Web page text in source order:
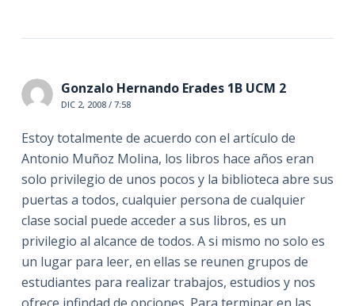
Gonzalo Hernando Erades 1B UCM 2
DIC 2, 2008 / 7:58
Estoy totalmente de acuerdo con el artículo de
Antonio Muñoz Molina, los libros hace años eran
solo privilegio de unos pocos y la biblioteca abre sus
puertas a todos, cualquier persona de cualquier
clase social puede acceder a sus libros, es un
privilegio al alcance de todos. A si mismo no solo es
un lugar para leer, en ellas se reunen grupos de
estudiantes para realizar trabajos, estudios y nos